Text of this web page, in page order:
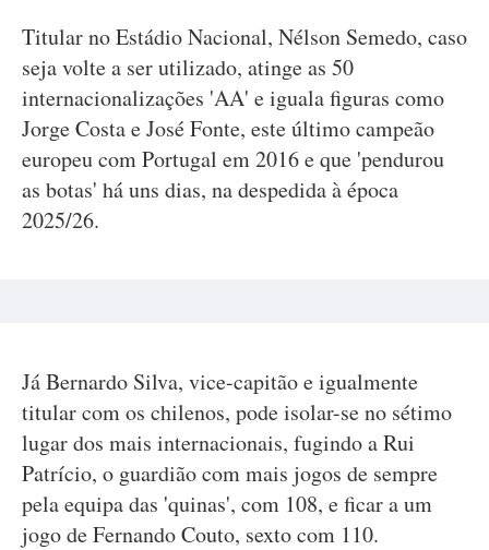
Titular no Estádio Nacional, Nélson Semedo, caso
seja volte a ser utilizado, atinge as 50
internacionalizações 'AA' e iguala figuras como
Jorge Costa e José Fonte, este último campeão
europeu com Portugal em 2016 e que 'pendurou
as botas' há uns dias, na despedida à época
2025/26.
Já Bernardo Silva, vice-capitão e igualmente
titular com os chilenos, pode isolar-se no sétimo
lugar dos mais internacionais, fugindo a Rui
Patrício, o guardião com mais jogos de sempre
pela equipa das 'quinas', com 108, e ficar a um
jogo de Fernando Couto, sexto com 110.